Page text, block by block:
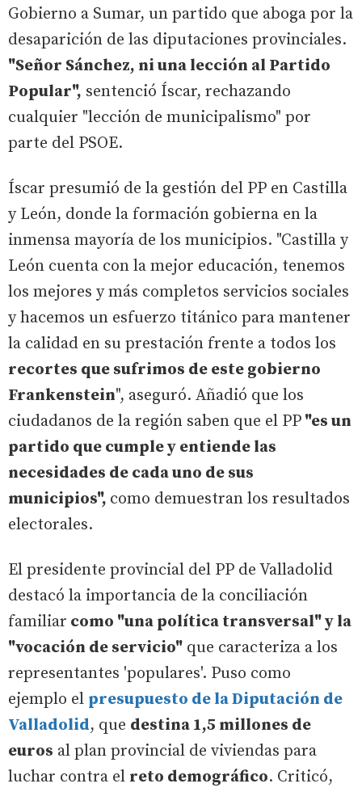
Gobierno a Sumar, un partido que aboga por la
desaparición de las diputaciones provinciales.
"Señor Sánchez, ni una lección al Partido
Popular", sentenció Íscar, rechazando
cualquier "lección de municipalismo" por
parte del PSOE.
Íscar presumió de la gestión del PP en Castilla
y León, donde la formación gobierna en la
inmensa mayoría de los municipios. "Castilla y
León cuenta con la mejor educación, tenemos
los mejores y más completos servicios sociales
y hacemos un esfuerzo titánico para mantener
la calidad en su prestación frente a todos los
recortes que sufrimos de este gobierno
Frankenstein", aseguró. Añadió que los
ciudadanos de la región saben que el PP "es un
partido que cumple y entiende las
necesidades de cada uno de sus
municipios", como demuestran los resultados
electorales.
El presidente provincial del PP de Valladolid
destacó la importancia de la conciliación
familiar como "una política transversal" y la
"vocación de servicio" que caracteriza a los
representantes 'populares'. Puso como
ejemplo el presupuesto de la Diputación de
Valladolid, que destina 1,5 millones de
euros al plan provincial de viviendas para
luchar contra el reto demográfico. Criticó,